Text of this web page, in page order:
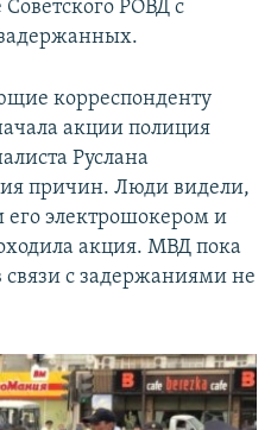
Советского РОВД с
корреспонденту
акции полиция
Руслана
причин. Люди видели,
его электрошокером и
акция. МВД пока
с задержаниями не